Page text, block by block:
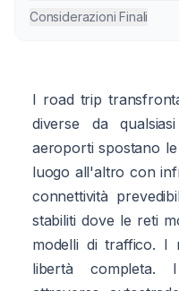
Considerazioni Finali
I road trip
diverse da
aeroporti spostano
luogo all'altro con
connettività
stabiliti dove le reti
modelli di traffico. I
libertà completa.